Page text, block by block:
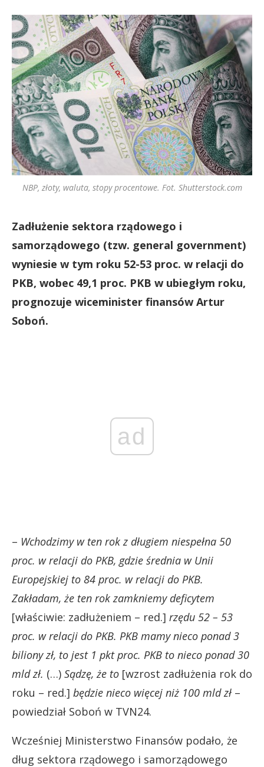
NBP, złoty, waluta, stopy procentowe. Fot. Shutterstock.com
Zadłużenie sektora rządowego i
samorządowego (tzw. general government)
wyniesie w tym roku 52-53 proc. w relacji do
PKB, wobec 49,1 proc. PKB w ubiegłym roku,
prognozuje wiceminister finansów Artur
Soboń.
ad
– Wchodzimy w ten rok z długiem niespełna 50
proc. w relacji do PKB, gdzie średnia w Unii
Europejskiej to 84 proc. w relacji do PKB.
Zakładam, że ten rok zamkniemy deficytem
[właściwie: zadłużeniem – red.] rzędu 52 – 53
proc. w relacji do PKB. PKB mamy nieco ponad 3
biliony zł, to jest 1 pkt proc. PKB to nieco ponad 30
mld zł. (…) Sądzę, że to [wzrost zadłużenia rok do
roku – red.] będzie nieco więcej niż 100 mld zł –
powiedział Soboń w TVN24.
Wcześniej Ministerstwo Finansów podało, że
dług sektora rządowego i samorządowego